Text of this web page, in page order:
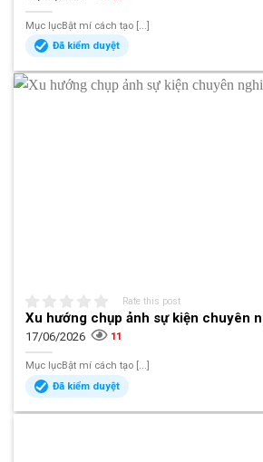
Mục lụcBật mí cách tạo [...]
Đã kiểm duyệt
Rate this post
Xu hướng chụp ảnh sự kiện chuyên
17/06/2026 11
Mục lụcBật mí cách tạo [...]
Đã kiểm duyệt